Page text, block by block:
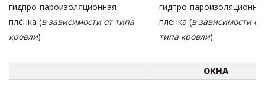
гидпро-пароизоляционная
плёнка (в зависимости от типа
кровли)
гидпро-
плёнка (в зависимости от
типа кровли)
ОКНА